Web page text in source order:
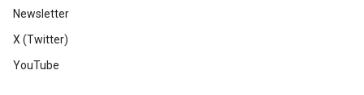
Newsletter
X (Twitter)
YouTube